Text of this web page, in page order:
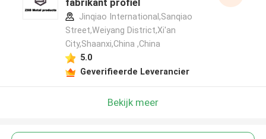
fabrikant profiel
Jinqiao International,Sanqiao
Street,Weiyang District,Xi'an
City,Shaanxi,China ,China
5.0
Geverifieerde Leverancier
Bekijk meer